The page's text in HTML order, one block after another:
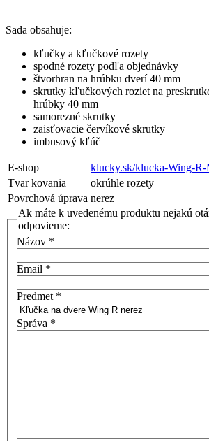
Sada obsahuje:
kľučky a kľučkové rozety
spodné rozety podľa objednávky
štvorhran na hrúbku dverí 40 mm
skrutky kľučkových roziet na
hrúbky 40 mm
samorezné skrutky
zaisťovacie červíkové skrutky
imbusový kľúč
E-shop
klucky.sk/klucka-Wing-
Tvar kovania
okrúhle rozety
Povrchová úprava nerez
Ak máte k uvedenému produktu nejakú
odpovieme:
Názov *
Email *
Predmet *
Správa *